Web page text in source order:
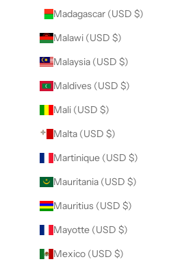
Madagascar (USD $)
Malawi (USD $)
Malaysia (USD $)
Maldives (USD $)
Mali (USD $)
Malta (USD $)
Martinique (USD $)
Mauritania (USD $)
Mauritius (USD $)
Mayotte (USD $)
Mexico (USD $)